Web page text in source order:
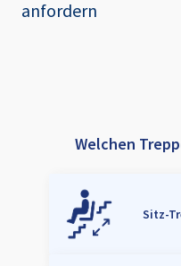
anfordern
Welchen
Sitz-